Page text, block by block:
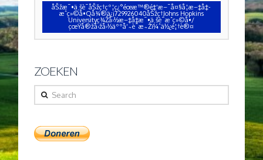
åŠžæ¯•ä¸šè¯åŠžç†çº¦ç¿°éœæ™®é‡‘æ–¯å¤§å­¦æ–‡å‡­
æˆç»©å•Qå¾®ä¿¡729926040åŠžç†Johns Hopkins
Universityç¾Žå›½æ–‡å‡­æ¯•ä¸šè¯æˆç»©å•/
çœŸå®žå›žå›½äººå‘˜è¯æ˜Žï¼ˆä½¿é¦†è®¤
ZOEKEN
Search